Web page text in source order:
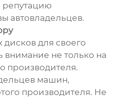
репутацию
автовладельцев.
для своего
внимание не только на
производителя.
машин,
производителя. Не